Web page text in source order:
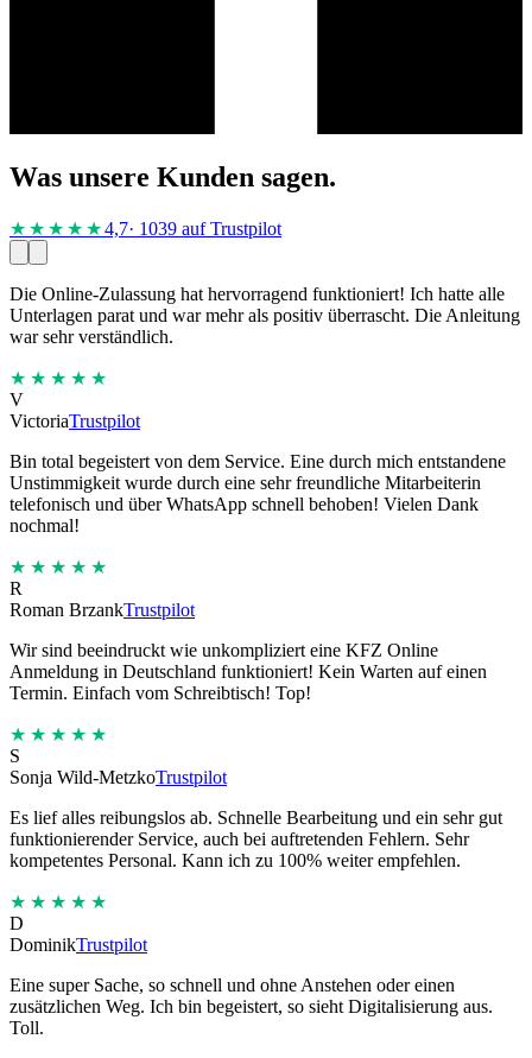
Was unsere Kunden sagen.
★★★★ ★4,7· 1039 auf Trustpilot
Die Online-Zulassung hat hervorragend funktioniert! Ich hatte alle
Unterlagen parat und war mehr als positiv überrascht. Die Anleitung
war sehr verständlich.
★★★★★
V
VictoriaTrustpilot
Bin total begeistert von dem Service. Eine durch mich entstandene
Unstimmigkeit wurde durch eine sehr freundliche Mitarbeiterin
telefonisch und über WhatsApp schnell behoben! Vielen Dank
nochmal!
★★★★★
R
Roman BrzankTrustpilot
Wir sind beeindruckt wie unkompliziert eine KFZ Online
Anmeldung in Deutschland funktioniert! Kein Warten auf einen
Termin. Einfach vom Schreibtisch! Top!
★★★★★
S
Sonja Wild-MetzkoTrustpilot
Es lief alles reibungslos ab. Schnelle Bearbeitung und ein sehr gut
funktionierender Service, auch bei auftretenden Fehlern. Sehr
kompetentes Personal. Kann ich zu 100% weiter empfehlen.
★★★★★
D
DominikTrustpilot
Eine super Sache, so schnell und ohne Anstehen oder einen
zusätzlichen Weg. Ich bin begeistert, so sieht Digitalisierung aus.
Toll.